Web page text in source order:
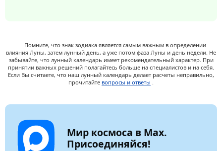
Помните, что знак зодиака является самым важным в определении
влияния Луны, затем лунный день, а уже потом фаза Луны и день недели. Не
забывайте, что лунный календарь имеет рекомендательный характер. При
принятии важных решений полагайтесь больше на специалистов и на себя.
Если Вы считаете, что наш лунный календарь делает расчеты неправильно,
прочитайте вопросы и ответы .
Мир космоса в Max.
Присоединяйся!